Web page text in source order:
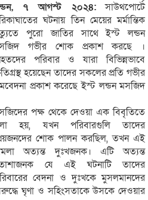
৭ আগস্ট ২০২৪: সাউথপোর্টে
ঘটনায় তিন মেয়ের মর্মান্তিক
পুরো জাতির সাথে ইস্ট লন্ডন
গভীর শোক প্রকাশ করছে ।
পরিবার ও যারা বিভিন্নভাবে
হয়েছেন তাদের সকলের প্রতি গভীর
প্রকাশ করেছে ইস্ট লন্ডন মসজিদ
পক্ষ থেকে দেওয়া এক বিবৃতিতে
হয়, যখন পরিবারগুলি তাদের
শোক পালন করছিল, তখন এই
অত্যন্ত দুঃখজনক। এটি অত্যন্ত
যে এই ঘটনাটি তাদের
বেদনা ও দুঃখকে মুসলমানদের
ঘৃণা ও সহিংসতাকে উসকে দেওয়ার